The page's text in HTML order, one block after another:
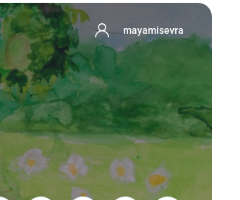
mayamisevra